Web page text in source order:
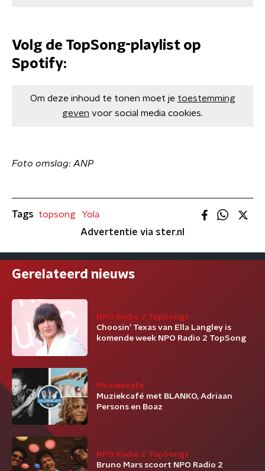
Volg de TopSong-playlist op
Spotify:
Om deze inhoud te tonen moet je toestemming
geven voor social media cookies.
Foto omslag: ANP
Tags topsong
Yola
Advertentie via ster.nl
Gerelateerd nieuws
NPO Radio 2 TopSongs
Choosin’ Texas van Ella Langley is
komende week NPO Radio 2 TopSong
Muziekcafé
Muziekcafé met BLANKO, Adriaan
Persons en Boaz
NPO Radio 2 TopSongs
Bruno Mars scoort NPO Radio 2